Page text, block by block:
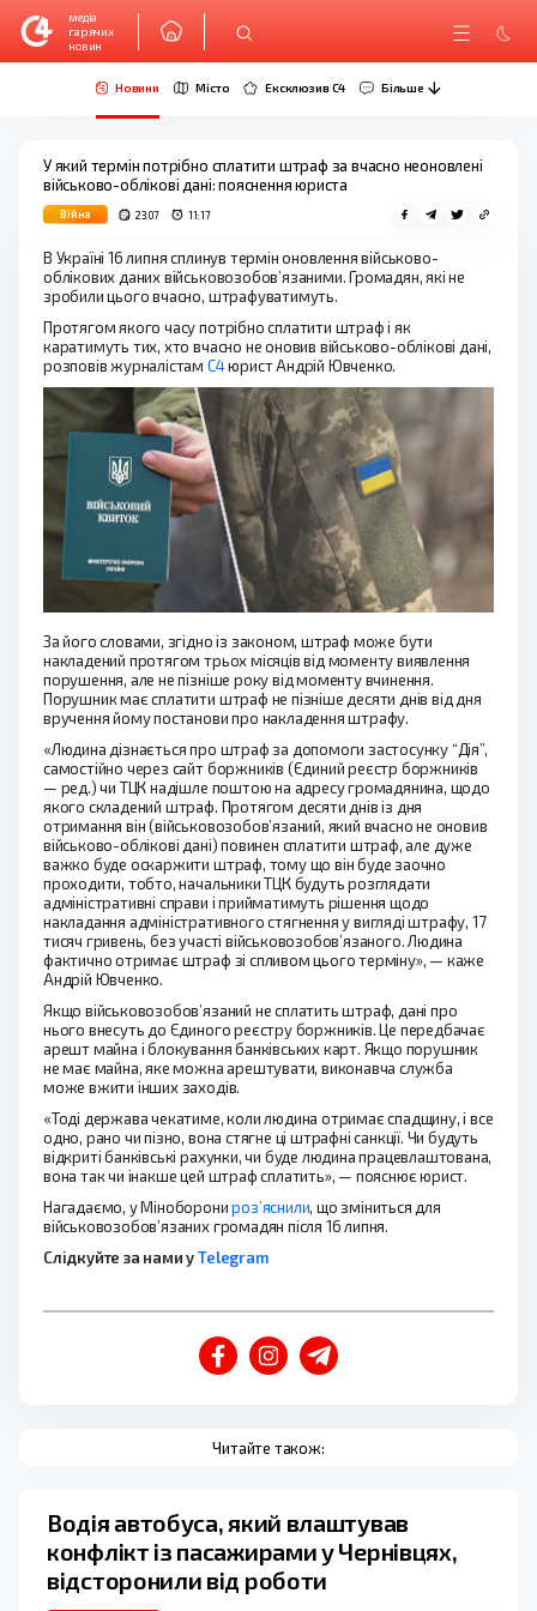
медіа
гарячих
новин
Новини Місто Ексклюзив C4 Більше
У який термін потрібно сплатити штраф за вчасно неоновлені
військово-облікові дані: пояснення юриста
Війна 23.07 11:17
В Україні 16 липня сплинув термін оновлення військово-
облікових даних військовозобов’язаними. Громадян, які не
зробили цього вчасно, штрафуватимуть.
Протягом якого часу потрібно сплатити штраф і як
каратимуть тих, хто вчасно не оновив військово-облікові дані,
розповів журналістам С4юрист Андрій Ювченко.
За його словами, згідно із законом, штраф може бути
накладений протягом трьох місяців від моменту виявлення
порушення, але не пізніше року від моменту вчинення.
Порушник має сплатити штраф не пізніше десяти днів від дня
вручення йому постанови про накладення штрафу.
«Людина дізнається про штраф за допомоги застосунку “Дія”,
самостійно через сайт боржників (Єдиний реєстр боржників
— ред.) чи ТЦК надішле поштою на адресу громадянина, щодо
якого складений штраф. Протягом десяти днів із дня
отримання він (військовозобов’язаний, який вчасно не оновив
військово-облікові дані) повинен сплатити штраф, але дуже
важко буде оскаржити штраф, тому що він буде заочно
проходити, тобто, начальники ТЦК будуть розглядати
адміністративні справи і прийматимуть рішення щодо
накладання адміністративного стягнення у вигляді штрафу, 17
тисяч гривень, без участі військовозобов’язаного. Людина
фактично отримає штраф зі спливом цього терміну», — каже
Андрій Ювченко.
Якщо військовозобов’язаний не сплатить штраф, дані про
нього внесуть до Єдиного реєстру боржників. Це передбачає
арешт майна і блокування банківських карт. Якщо порушник
не має майна, яке можна арештувати, виконавча служба
може вжити інших заходів.
«Тоді держава чекатиме, коли людина отримає спадщину, і все
одно, рано чи пізно, вона стягне ці штрафні санкції. Чи будуть
відкриті банківські рахунки, чи буде людина працевлаштована,
вона так чи інакше цей штраф сплатить», — пояснює юрист.
Нагадаємо, у Міноборонироз’яснили, що зміниться для
військовозобов’язаних громадян після 16 липня.
Слідкуйте за нами уTelegram
Читайте також:
Водія автобуса, який влаштував
конфлікт із пасажирами у Чернівцях,
відсторонили від роботи